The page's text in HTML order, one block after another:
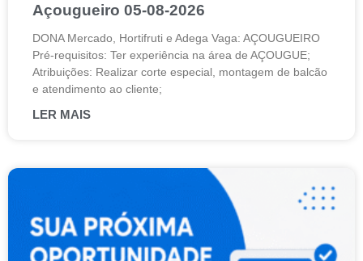
Açougueiro 05-08-2026
DONA Mercado, Hortifruti e Adega Vaga: AÇOUGUEIRO
Pré-requisitos: Ter experiência na área de AÇOUGUE;
Atribuições: Realizar corte especial, montagem de balcão
e atendimento ao cliente;
LER MAIS